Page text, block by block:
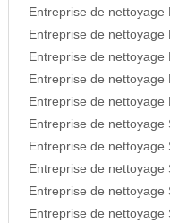
Entreprise de
Entreprise de
Entreprise de nettoyage
Entreprise de nettoyage
Entreprise de
Entreprise de nettoyage
Entreprise de
Entreprise de
Entreprise de
Entreprise de